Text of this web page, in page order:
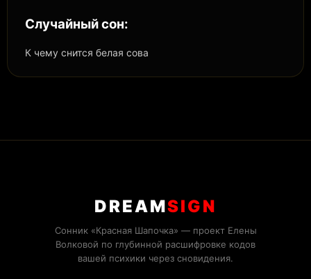
Случайный сон:
К чему снится белая сова
DREAMSIGN
Сонник «Красная Шапочка» — проект Елены
Волковой по глубинной расшифровке кодов
вашей психики через сновидения.